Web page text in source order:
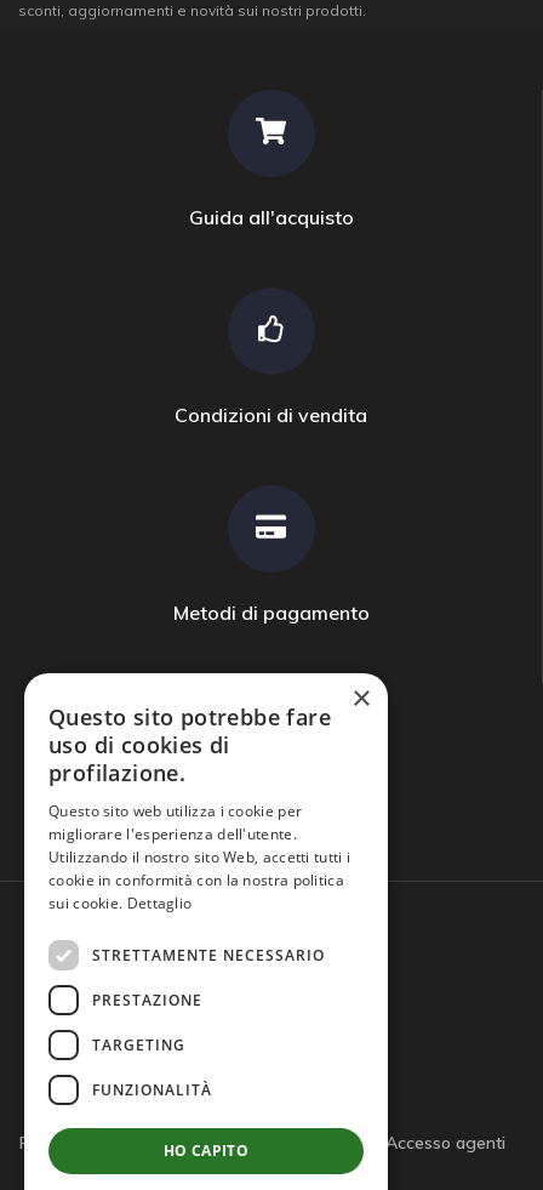
sconti, aggiornamenti e novità sui nostri prodotti.
Guida all'acquisto
Condizioni di vendita
Metodi di pagamento
Domande frequenti
Privacy policy Cookie policy Note legali
Accesso agenti
×
Questo sito potrebbe fare
uso di cookies di
profilazione.
Questo sito web utilizza i cookie per
migliorare l'esperienza dell'utente.
Utilizzando il nostro sito Web, accetti tutti i
cookie in conformità con la nostra politica
sui cookie. Dettaglio
STRETTAMENTE NECESSARIO
PRESTAZIONE
TARGETING
FUNZIONALITÀ
HO CAPITO